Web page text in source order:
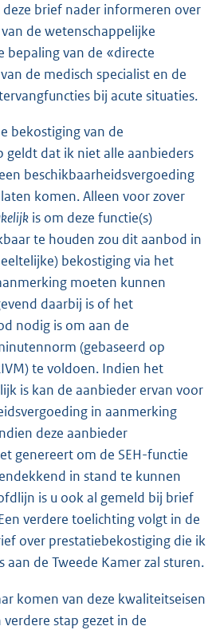
deze brief nader informeren over
de wetenschappelijke
bepaling van de «directe
de medisch specialist en de
bij acute situaties.
bekostiging van de
geldt dat ik niet alle aanbieders
beschikbaarheidsvergoeding
komen. Alleen voor zover
is om deze functie(s)
te houden zou dit aanbod in
bekostiging via het
moeten kunnen
daarbij is of het
nodig is om aan de
(gebaseerd op
te voldoen. Indien het
is kan de aanbieder ervan voor
in aanmerking
deze aanbieder
genereert om de SEH-functie
in stand te kunnen
is u ook al gemeld bij brief
verdere toelichting volgt in de
over prestatiebekostiging die ik
aan de Tweede Kamer zal sturen.
komen van deze kwaliteitseisen
verdere stap gezet in de